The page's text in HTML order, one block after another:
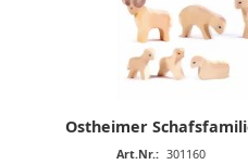
Ostheimer
Art.Nr.: 301160